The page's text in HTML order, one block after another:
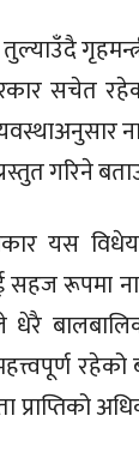
सचेत
गरिने
यस
रूपमा